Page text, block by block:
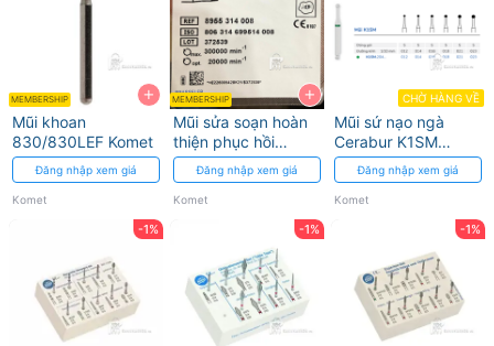
+
MEMBERSHIP
Mũi khoan
830/830LEF Komet
Đăng nhập xem giá
Komet
+
MEMBERSHIP
Mũi sửa soạn hoàn
thiện phục hồi
composite
Đăng nhập xem giá
Komet
CHỜ HÀNG VỀ
Mũi sứ nạo ngà
Cerabur K1SM
KometĐăng nhập xem giá
Komet
-1% -1% -1%